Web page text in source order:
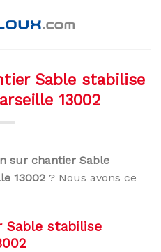
Sable stabilise
13002
sur chantier Sable
13002 ? Nous avons ce
Sable stabilise